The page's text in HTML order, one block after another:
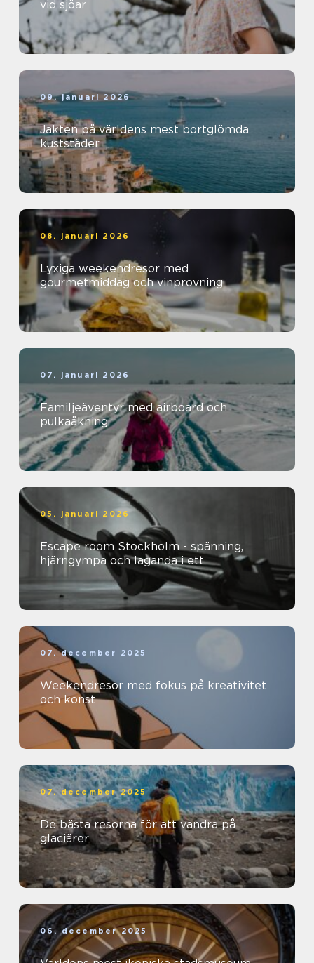
vid sjöar
09. januari 2026
Jakten på världens mest bortglömda
kuststäder
08. januari 2026
Lyxiga weekendresor med
gourmetmiddag och vinprovning
07. januari 2026
Familjeäventyr med airboard och
pulkaåkning
05. januari 2026
Escape room Stockholm - spänning,
hjärngympa och laganda i ett
07. december 2025
Weekendresor med fokus på kreativitet
och konst
07. december 2025
De bästa resorna för att vandra på
glaciärer
06. december 2025